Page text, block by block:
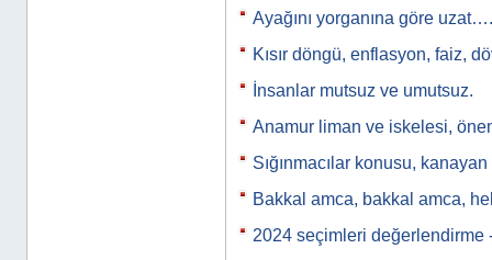
Ayağını yorganına göre uzat….
Kısır döngü, enflasyon, faiz,
İnsanlar mutsuz ve umutsuz.
Anamur liman ve iskelesi,
Sığınmacılar konusu, kanayan
Bakkal amca, bakkal amca,
2024 seçimleri değerlendirme